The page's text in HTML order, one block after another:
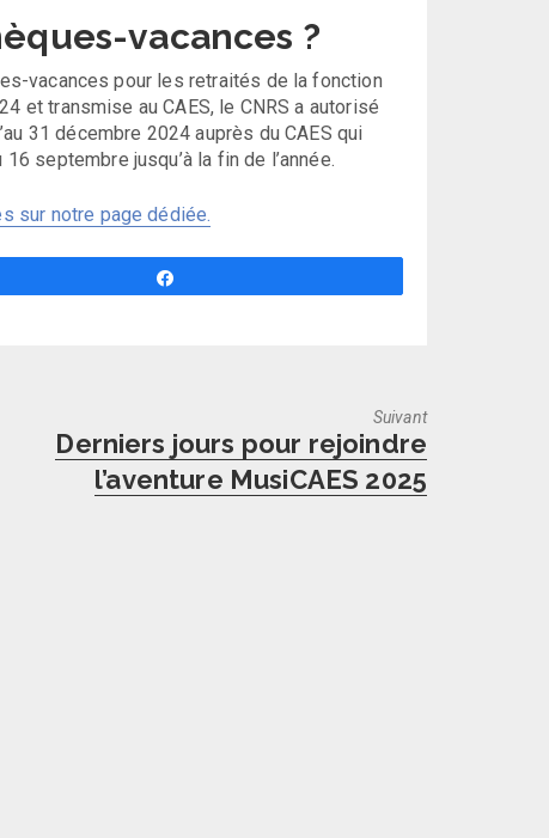
vacances ?
vacances pour les retraités de la fonction
et transmise au CAES, le CNRS a autorisé
31 décembre 2024 auprès du CAES qui
septembre jusqu’à la fin de l’année.
sur notre page dédiée.
Suivant
Next
post:
Derniers jours pour rejoindre
l’aventure MusiCAES 2025